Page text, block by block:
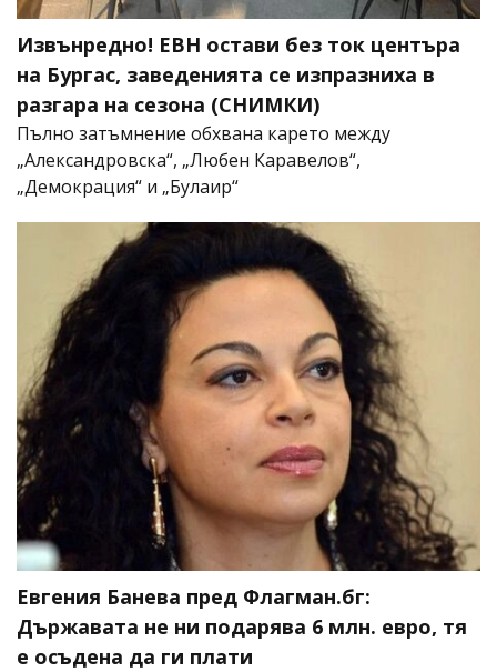
Извънредно! ЕВН остави без ток центъра
на Бургас, заведенията се изпразниха в
разгара на сезона (СНИМКИ)
Пълно затъмнение обхвана карето между
„Александровска“, „Любен Каравелов“,
„Демокрация“ и „Булаир“
Евгения Банева пред Флагман.бг:
Държавата не ни подарява 6 млн. евро, тя
е осъдена да ги плати